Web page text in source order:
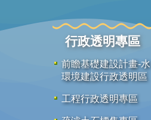
行政透明專區
前瞻基礎建設計畫-水
環境建設行政透明區
工程行政透明專區